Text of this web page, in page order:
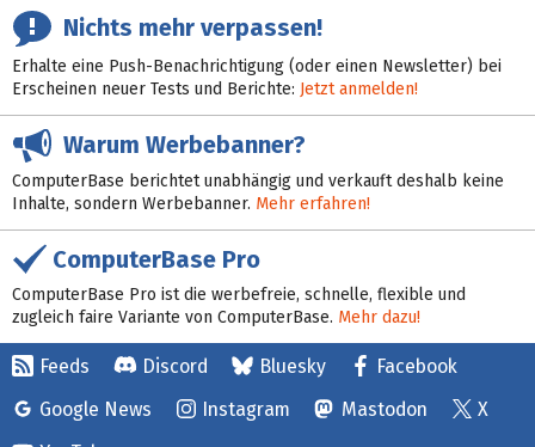
Nichts mehr verpassen!
Erhalte eine Push-Benachrichtigung (oder einen Newsletter) bei
Erscheinen neuer Tests und Berichte: Jetzt anmelden!
Warum Werbebanner?
ComputerBase berichtet unabhängig und verkauft deshalb keine
Inhalte, sondern Werbebanner. Mehr erfahren!
ComputerBase Pro
ComputerBase Pro ist die werbefreie, schnelle, flexible und
zugleich faire Variante von ComputerBase. Mehr dazu!
Feeds Discord Bluesky
Facebook
Google News
Instagram Mastodon
X